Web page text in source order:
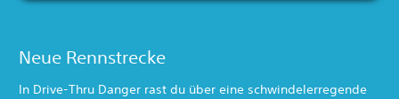
Neue Rennstrecke
In Drive-Thru Danger rast du über eine schwindelerregende